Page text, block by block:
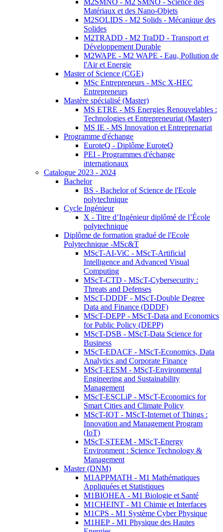
M2SMNO - M2 SMNO - Science des
Matériaux et des Nano-Objets
M2SOLIDS - M2 Solids - Mécanique des
Solides
M2TRADD - M2 TraDD - Transport et
Développement Durable
M2WAPE - M2 WAPE - Eau, Pollution de
l'Air et Energie
Master of Science (CGE)
MSc Entrepreneurs - MSc X-HEC
Entrepreneurs
Mastère spécialisé (Master)
MS ETRE - MS Energies Renouvelables :
Technologies et Entrepreneuriat (Master)
MS IE - MS Innovation et Entreprenariat
Programme d'échange
EuroteQ - Diplôme EuroteQ
PEI - Programmes d'échange
internationaux
Catalogue 2023 - 2024
Bachelor
BS - Bachelor of Science de l'Ecole
polytechnique
Cycle Ingénieur
X - Titre d’Ingénieur diplômé de l’École
polytechnique
Diplôme de formation gradué de l'Ecole
Polytechnique -MSc&T
MScT-AI-ViC - MScT-Artificial
Intelligence and Advanced Visual
Computing
MScT-CTD - MScT-Cybersecurity :
Threats and Defenses
MScT-DDDF - MScT-Double Degree
Data and Finance (DDDF)
MScT-DEPP - MScT-Data and Economics
for Public Policy (DEPP)
MScT-DSB - MScT-Data Science for
Business
MScT-EDACF - MScT-Economics, Data
Analytics and Corporate Finance
MScT-EESM - MScT-Environmental
Engineering and Sustainability
Management
MScT-ESCLiP - MScT-Economics for
Smart Cities and Climate Policy
MScT-IOT - MScT-Internet of Things :
Innovation and Management Program
(IoT)
MScT-STEEM - MScT-Energy
Environment : Science Technology &
Management
Master (DNM)
M1APPMATH - M1 Mathématiques
Appliquées et Statistiques
M1BIOHEA - M1 Biologie et Santé
M1CHEINT - M1 Chimie et Interfaces
M1CPS - M1 Système Cyber Physique
M1HEP - M1 Physique des Hautes